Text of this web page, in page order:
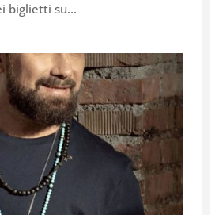
biglietti su...